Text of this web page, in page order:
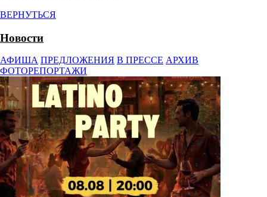
ВЕРНУТЬСЯ
Новости
АФИША ПРЕДЛОЖЕНИЯ В ПРЕССЕ АРХИВ
ФОТОРЕПОРТАЖИ